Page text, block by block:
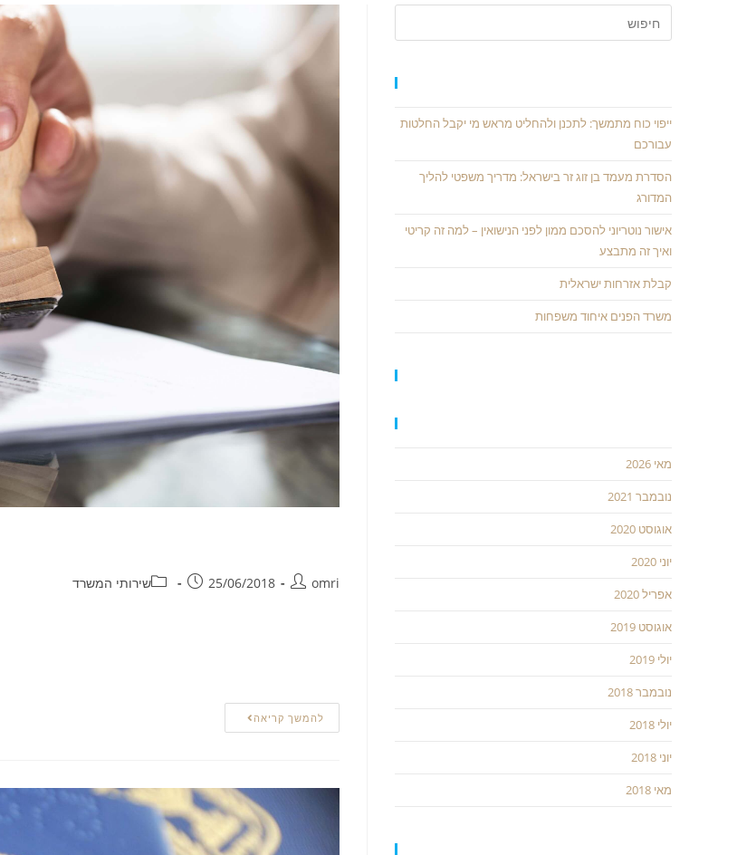
omri
25/06/2018 שירותי המשרד
להמשך קריאה
ייפוי כוח מתמשך: לתכנן ולהחליט מראש מי יקבל החלטות
עבורכם
הסדרת מעמד בן זוג זר בישראל: מדריך משפטי להליך
המדורג
אישור נוטריוני להסכם ממון לפני הנישואין – למה זה קריטי
ואיך זה מתבצע
קבלת אזרחות ישראלית
משרד הפנים איחוד משפחות
מאי 2026
נובמבר 2021
אוגוסט 2020
יוני 2020
אפריל 2020
אוגוסט 2019
יולי 2019
נובמבר 2018
יולי 2018
יוני 2018
מאי 2018